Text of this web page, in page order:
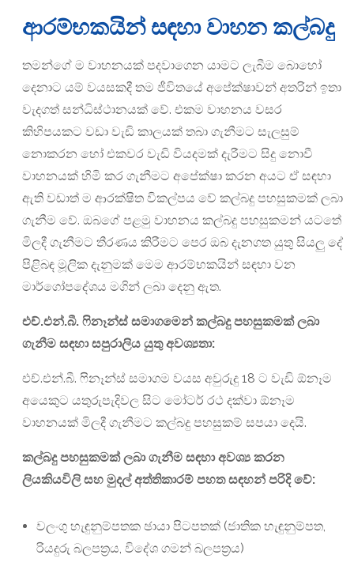
ආරම්භකයින් සඳහා වාහන කල්බදු
තමන්ගේ ම වාහනයක් පදවාගෙන යාමට ලැබීම බොහෝ
දෙනාට යම් වයසකදී තම ජීවිතයේ අපේක්ෂාවන් අතරින් ඉතා
වැදගත් සන්ධිස්ථානයක් වේ. එකම වාහනය වසර
කිහිපයකට වඩා වැඩි කාලයක් තබා ගැනීමට සැලසුම්
නොකරන හෝ එකවර වැඩි වියදමක් දැරීමට සිදු නොවී
වාහනයක් හිමි කර ගැනීමට අපේක්ෂා කරන අයට ඒ සඳහා
ඇති වඩාත් ම ආරක්ෂිත විකල්පය වේ කල්බදු පහසුකමක් ලබා
ගැනීම වේ. ඔබගේ පළමු වාහනය කල්බදු පහසුකමන් යටතේ
මිලදී ගැනීමට තීරණය කිරීමට පෙර ඔබ දැනගත යුතු සියලු දේ
පිළිබඳ මූලික දැනුමක් මෙම ආරම්භකයින් සඳහා වන
මාර්ගෝපදේශය මගින් ලබා දෙනු ඇත.
එච්.එන්.බී. ෆිනෑන්ස් සමාගමෙන් කල්බදු පහසුකමක් ලබා
ගැනීම සඳහා සපුරාලිය යුතු අවශ්‍යතා:
එච්.එන්.බී. ෆිනෑන්ස් සමාගම වයස අවුරුදු 18 ට වැඩි ඕනෑම
අයෙකුට යතුරුපැදිවල සිට මෝටර් රථ දක්වා ඕනෑම
වාහනයක් මිලදී ගැනීමට කල්බදු පහසුකම් සපයා දෙයි.
කල්බදු පහසුකමක් ලබා ගැනීම සඳහා අවශ්‍ය කරන
ලියකියවිලි සහ මුදල් අත්තිකාරම් පහත සඳහන් පරිදි වේ:
වලංගු හැඳුනුම්පතක ඡායා පිටපතක් (ජාතික හැඳුනුම්පත,
රියදුරු බලපත්‍රය, විදේශ ගමන් බලපත්‍රය)